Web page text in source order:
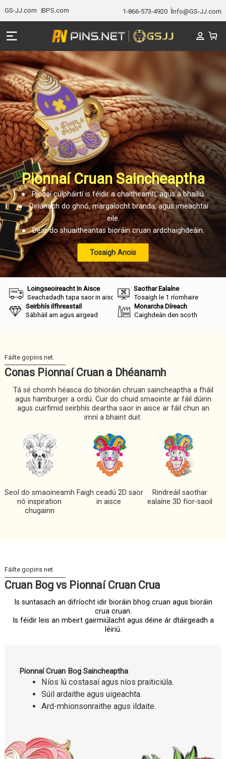
GS-JJ.com BPS.com 1-866-573-4920 Info@GS-JJ.com
Pionnaí Cruan Saincheaptha
● Píosaí cúlpháirtí is féidir a chaitheamh, agus a bhailiú.
● Oiriúnach do ghnó, margaíocht branda, agus imeachtaí
eile.
● Dear do shuaitheantas bioráin cruan ardchaighdeáin.
Tosaigh Anois
Loingseoireacht In Aisce
Seachadadh tapa saor in aisce san aer
Saothar Ealaíne
Tosaigh le 1 ríomhaire
Seirbhís ilfhreastail
Sábháil am agus airgead
Monarcha Díreach
Caighdeán den scoth
Conas Pionnaí Cruan a Dhéanamh
Tá sé chomh héasca do bhioráin chruan saincheaptha a fháil
agus hamburger a ordú. Cuir do chuid smaointe ar fáil dúinn
agus cuirfimid seirbhís deartha saor in aisce ar fáil chun an
imní a bhaint duit.
Seol do smaoineamh
nó inspiration
chugainn
Faigh ceadú 2D saor
in aisce
Rindreáil saothar
ealaíne 3D fíor-saoil
Cruan Bog vs Pionnaí Cruan Crua
Is suntasach an difríocht idir bioráin bhog cruan agus bioráin
crua cruan.
Is féidir leis an mbeirt gairmiúlacht agus déine ár dtáirgeadh a
léiriú.
Pionnaí Cruan Bog Saincheaptha
Níos lú costasaí agus níos praiticiúla.
Súil ardaithe agus uigeachta.
Ard-mhionsonraithe agus ildaite.